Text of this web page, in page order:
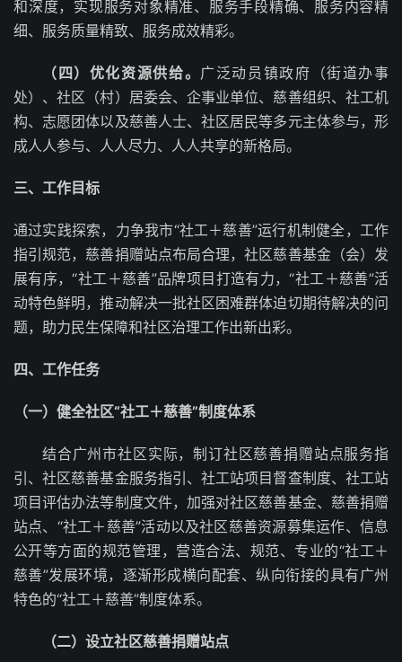
和深度，实现服务对象精准、服务手段精确、服务内容精
细、服务质量精致、服务成效精彩。
（四）优化资源供给。 广泛动员镇政府（街道办事
处）、社区（村）居委会、企事业单位、慈善组织、社工机
构、志愿团体以及慈善人士、社区居民等多元主体参与，形
成人人参与、人人尽力、人人共享的新格局。
三、工作目标
通过实践探索，力争我市“社工＋慈善”运行机制健全，工作
指引规范，慈善捐赠站点布局合理，社区慈善基金（会）发
展有序，“社工＋慈善”品牌项目打造有力，“社工＋慈善”活
动特色鲜明，推动解决一批社区困难群体迫切期待解决的问
题，助力民生保障和社区治理工作出新出彩。
四、工作任务
（一）健全社区“社工＋慈善”制度体系
结合广州市社区实际，制订社区慈善捐赠站点服务指
引、社区慈善基金服务指引、社工站项目督查制度、社工站
项目评估办法等制度文件，加强对社区慈善基金、慈善捐赠
站点、“社工＋慈善”活动以及社区慈善资源募集运作、信息
公开等方面的规范管理，营造合法、规范、专业的“社工＋
慈善”发展环境，逐渐形成横向配套、纵向衔接的具有广州
特色的“社工＋慈善”制度体系。
（二）设立社区慈善捐赠站点